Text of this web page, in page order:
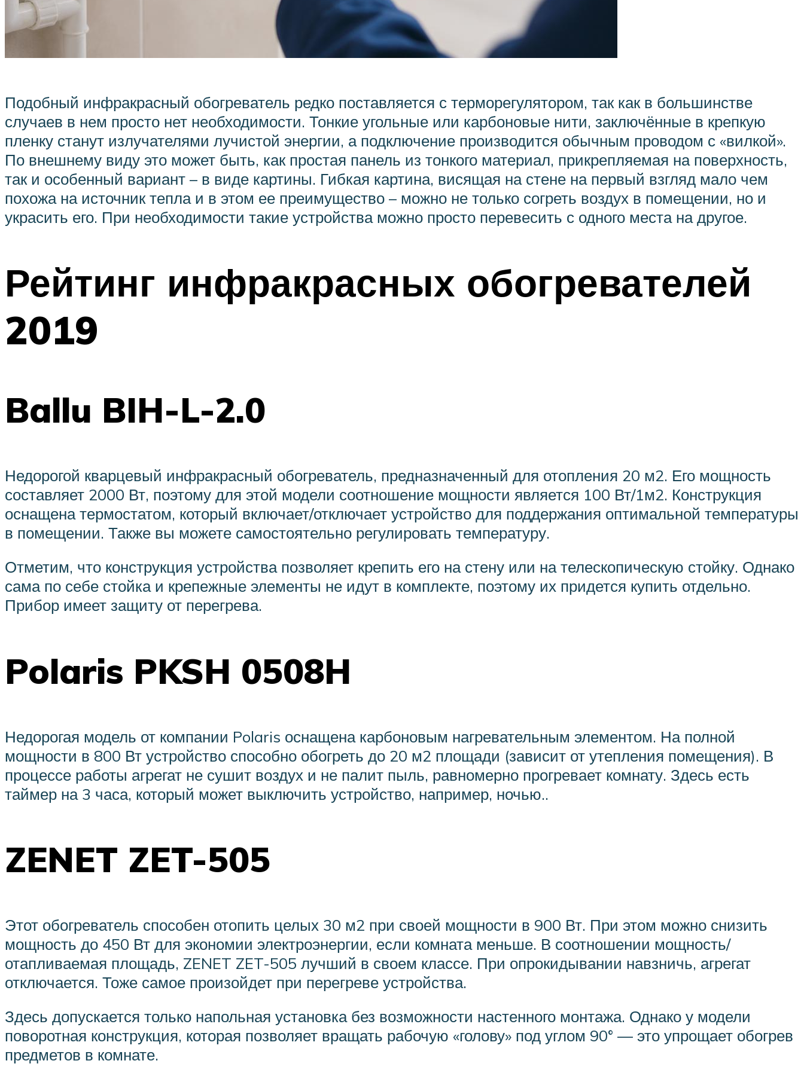
Подобный инфракрасный обогреватель редко поставляется с терморегулятором, так как в большинстве
случаев в нем просто нет необходимости. Тонкие угольные или карбоновые нити, заключённые в крепкую
пленку станут излучателями лучистой энергии, а подключение производится обычным проводом с «вилкой».
По внешнему виду это может быть, как простая панель из тонкого материал, прикрепляемая на поверхность,
так и особенный вариант – в виде картины. Гибкая картина, висящая на стене на первый взгляд мало чем
похожа на источник тепла и в этом ее преимущество – можно не только согреть воздух в помещении, но и
украсить его. При необходимости такие устройства можно просто перевесить с одного места на другое.
Рейтинг инфракрасных обогревателей
2019
Ballu BIH-L-2.0
Недорогой кварцевый инфракрасный обогреватель, предназначенный для отопления 20 м2. Его мощность
составляет 2000 Вт, поэтому для этой модели соотношение мощности является 100 Вт/1м2. Конструкция
оснащена термостатом, который включает/отключает устройство для поддержания оптимальной температуры
в помещении. Также вы можете самостоятельно регулировать температуру.
Отметим, что конструкция устройства позволяет крепить его на стену или на телескопическую стойку. Однако
сама по себе стойка и крепежные элементы не идут в комплекте, поэтому их придется купить отдельно.
Прибор имеет защиту от перегрева.
Polaris PKSH 0508H
Недорогая модель от компании Polaris оснащена карбоновым нагревательным элементом. На полной
мощности в 800 Вт устройство способно обогреть до 20 м2 площади (зависит от утепления помещения). В
процессе работы агрегат не сушит воздух и не палит пыль, равномерно прогревает комнату. Здесь есть
таймер на 3 часа, который может выключить устройство, например, ночью..
ZENET ZET-505
Этот обогреватель способен отопить целых 30 м2 при своей мощности в 900 Вт. При этом можно снизить
мощность до 450 Вт для экономии электроэнергии, если комната меньше. В соотношении мощность/
отапливаемая площадь, ZENET ZET-505 лучший в своем классе. При опрокидывании навзничь, агрегат
отключается. Тоже самое произойдет при перегреве устройства.
Здесь допускается только напольная установка без возможности настенного монтажа. Однако у модели
поворотная конструкция, которая позволяет вращать рабочую «голову» под углом 90° — это упрощает обогрев
предметов в комнате.